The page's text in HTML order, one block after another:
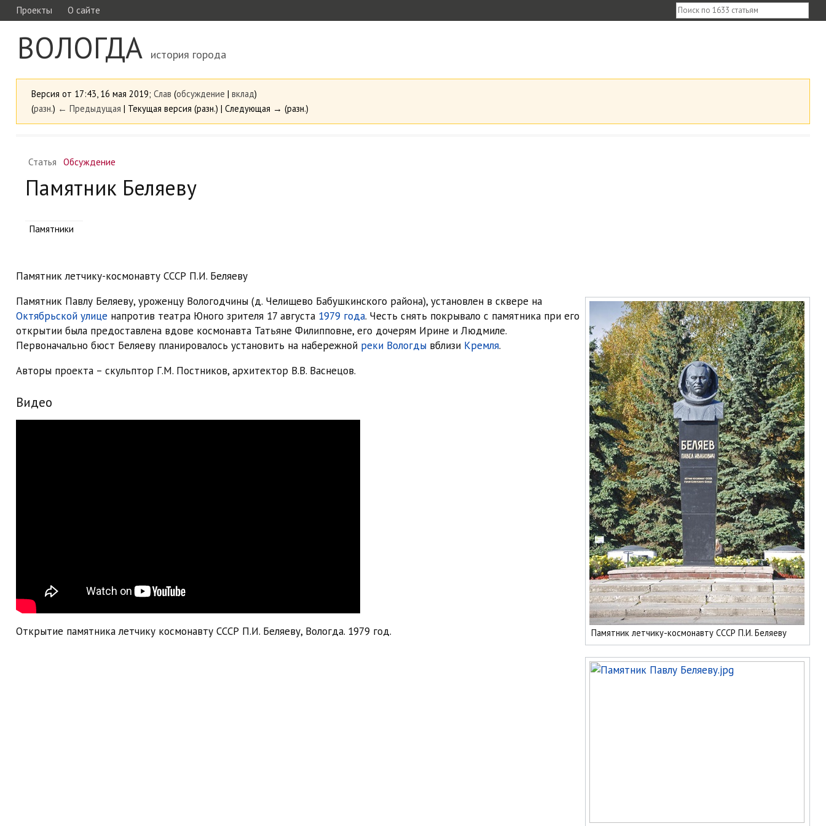
Проекты О сайте
ВОЛОГДА история города
Версия от 17:43, 16 мая 2019; Слав (обсуждение | вклад)
(разн.) ← Предыдущая | Текущая версия (разн.) | Следующая → (разн.)
Статья Обсуждение
Памятник Беляеву
Памятники
Памятник летчику-космонавту СССР П.И. Беляеву
Памятник летчику-космонавту СССР П.И. Беляеву
Памятник Павлу Беляеву, уроженцу Вологодчины (д. Челищево Бабушкинского района), установлен в сквере на
Октябрьской улице напротив театра Юного зрителя 17 августа 1979 года. Честь снять покрывало с памятника при его
открытии была предоставлена вдове космонавта Татьяне Филипповне, его дочерям Ирине и Людмиле.
Первоначально бюст Беляеву планировалось установить на набережной реки Вологдывблизи Кремля.
Авторы проекта – скульптор Г.М. Постников, архитектор В.В. Васнецов.
Видео
Открытие памятника летчику космонавту СССР П.И. Беляеву, Вологда. 1979 год.